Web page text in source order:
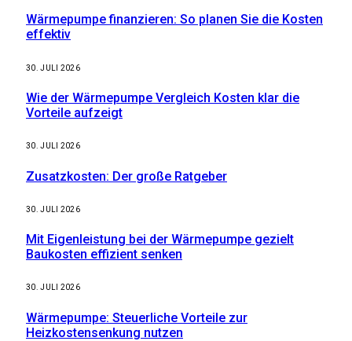
Wärmepumpe finanzieren: So planen Sie die Kosten
effektiv
30. JULI 2026
Wie der Wärmepumpe Vergleich Kosten klar die
Vorteile aufzeigt
30. JULI 2026
Zusatzkosten: Der große Ratgeber
30. JULI 2026
Mit Eigenleistung bei der Wärmepumpe gezielt
Baukosten effizient senken
30. JULI 2026
Wärmepumpe: Steuerliche Vorteile zur
Heizkostensenkung nutzen